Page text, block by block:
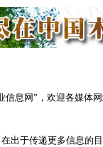
息网”，欢迎各媒体
出于传递更多信息的